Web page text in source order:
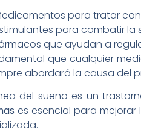
para tratar
para combatir la
que ayudan a
que cualquier
abordará la causa del
del sueño es un
es esencial para